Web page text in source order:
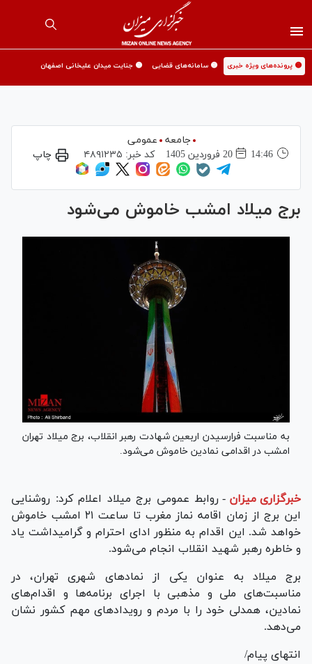
🟡 پرونده‌های ویژه خبری 🟡 سامانه‌های قضایی 🟡 جنایت میدان علیخانی اصفهان
جامعه
عمومی
14:46
20 فروردين 1405 کد خبر: ۴۸۹۱۲۳۵ چاپ
برج میلاد امشب خاموش می‌شود
به مناسبت فرارسیدن اربعین شهادت رهبر انقلاب، برج میلاد تهران
امشب در اقدامی نمادین خاموش می‌شود.
خبرگزاری میزان - روابط عمومی برج میلاد اعلام کرد: روشنایی
این برج از زمان اقامه نماز مغرب تا ساعت ۲۱ امشب خاموش
خواهد شد. این اقدام به منظور ادای احترام و گرامیداشت یاد
و خاطره رهبر شهید انقلاب انجام می‌شود.
برج میلاد به عنوان یکی از نماد‌های شهری تهران، در
مناسبت‌های ملی و مذهبی با اجرای برنامه‌ها و اقدام‌های
نمادین، همدلی خود را با مردم و رویداد‌های مهم کشور نشان
می‌دهد.
انتهای پیام/